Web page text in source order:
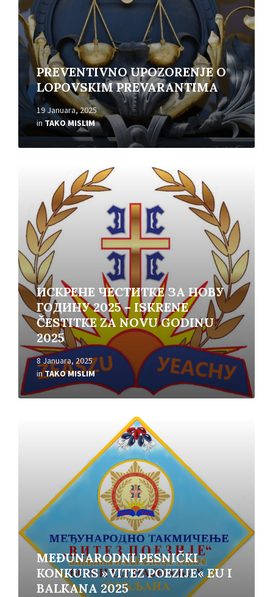
PREVENTIVNO UPOZORENJE O
LOPOVSKIM PREVARANTIMA
19 Januara, 2025
inTAKO MISLIM
ИСКРЕНЕ ЧЕСТИТКЕ ЗА НОВУ
ГОДИНУ 2025 – ISKRENE
ČESTITKE ZA NOVU GODINU
2025
8 Januara, 2025
inTAKO MISLIM
MEĐUNARODNI PESNIČKI
KONKURS »VITEZ POEZIJE« EU I
BALKANA 2025